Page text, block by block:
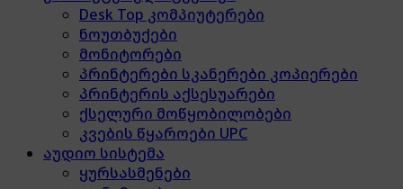
Desk Top კომპიუტერები
ნოუთბუქები
მონიტორები
პრინტერები სკანერები კოპიერები
პრინტერის აქსესუარები
ქსელური მოწყობილობები
კვების წყაროები UPC
აუდიო სისტემა
ყურსასმენები